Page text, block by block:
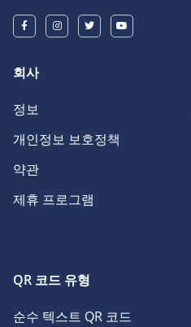
회사
정보
개인정보 보호정책
약관
제휴 프로그램
QR 코드 유형
순수 텍스트 QR 코드